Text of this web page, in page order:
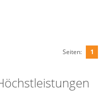
Seiten: 1